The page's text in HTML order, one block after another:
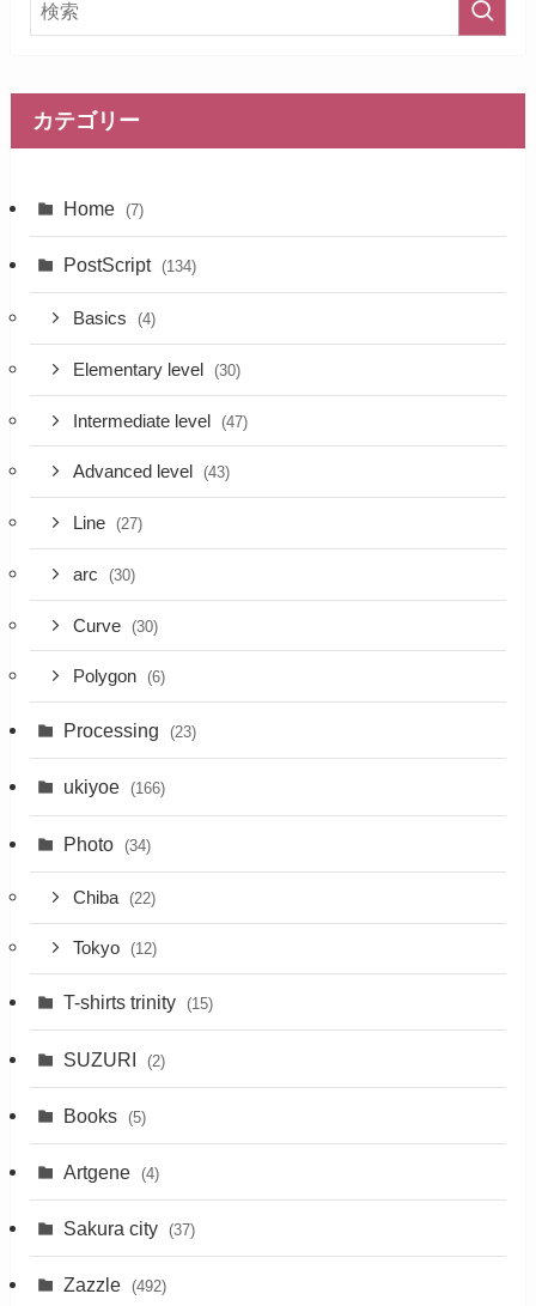
カテゴリー
Home (7)
PostScript (134)
Basics (4)
Elementary level (30)
Intermediate level (47)
Advanced level (43)
Line (27)
arc (30)
Curve (30)
Polygon (6)
Processing (23)
ukiyoe (166)
Photo (34)
Chiba (22)
Tokyo (12)
T-shirts trinity (15)
SUZURI (2)
Books (5)
Artgene (4)
Sakura city (37)
Zazzle (492)